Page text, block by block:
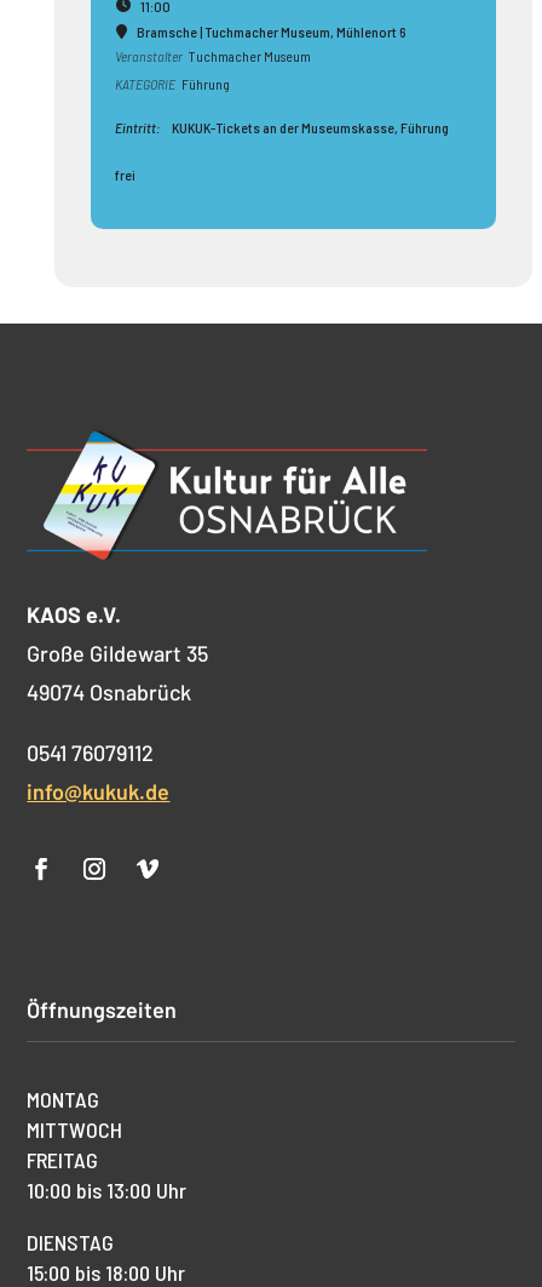
11:00
Bramsche | Tuchmacher Museum, Mühlenort 6
Veranstalter Tuchmacher Museum
KATEGORIE Führung
Eintritt: KUKUK-Tickets an der Museumskasse, Führung
frei
KAOS e.V.
Große Gildewart 35
49074 Osnabrück
0541 76079112
info@kukuk.de
Öffnungszeiten
MONTAG
MITTWOCH
FREITAG
10:00 bis 13:00 Uhr
DIENSTAG
15:00 bis 18:00 Uhr